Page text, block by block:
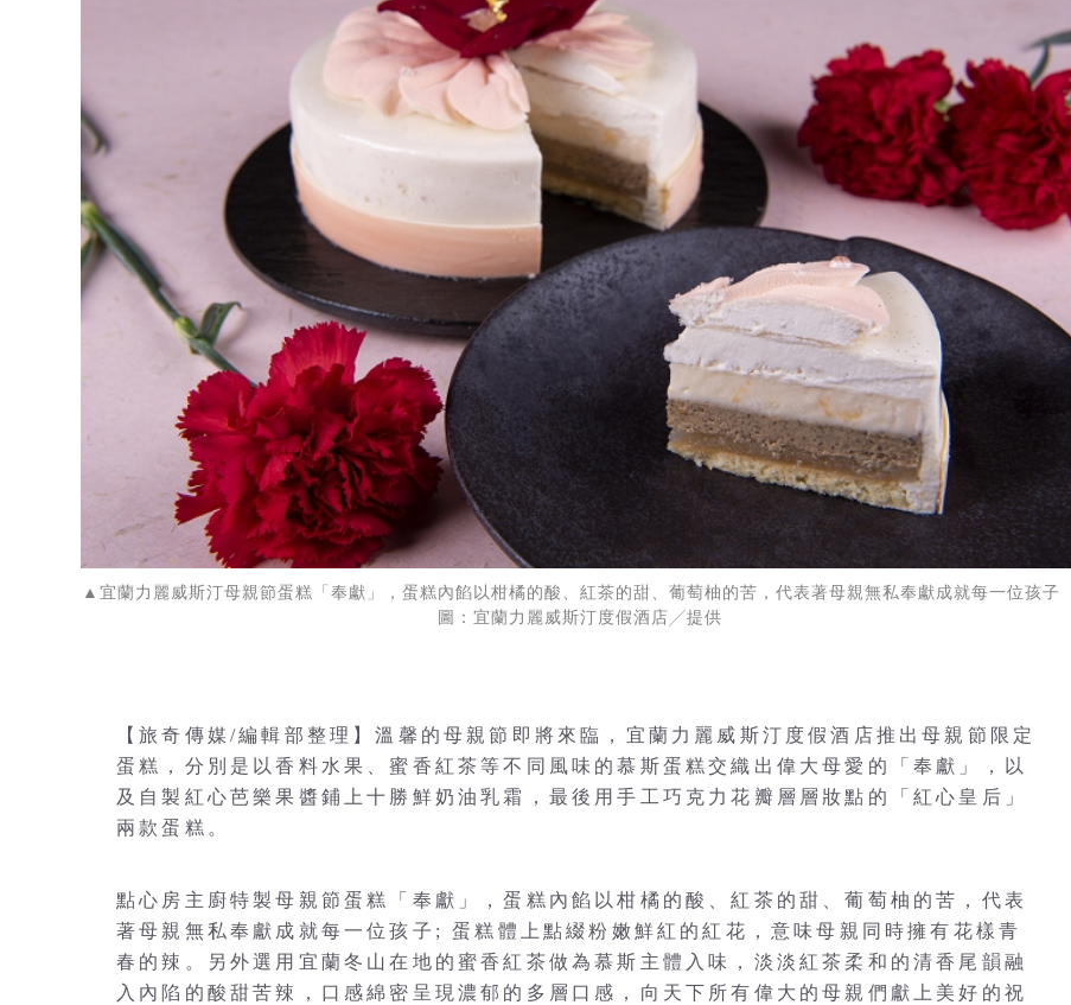
▲宜蘭力麗威斯汀母親節蛋糕「奉獻」，蛋糕內餡以柑橘的酸、紅茶的甜、葡萄柚的苦，代表著母親無私奉獻成就每一位孩子
圖：宜蘭力麗威斯汀度假酒店╱提供
【旅奇傳媒/編輯部整理】溫馨的母親節即將來臨，宜蘭力麗威斯汀度假酒店推出母親節限定
蛋糕，分別是以香料水果、蜜香紅茶等不同風味的慕斯蛋糕交織出偉大母愛的「奉獻」，以
及自製紅心芭樂果醬鋪上十勝鮮奶油乳霜，最後用手工巧克力花瓣層層妝點的「紅心皇后」
兩款蛋糕。
點心房主廚特製母親節蛋糕「奉獻」，蛋糕內餡以柑橘的酸、紅茶的甜、葡萄柚的苦，代表
著母親無私奉獻成就每一位孩子; 蛋糕體上點綴粉嫩鮮紅的紅花，意味母親同時擁有花樣青
春的辣。另外選用宜蘭冬山在地的蜜香紅茶做為慕斯主體入味，淡淡紅茶柔和的清香尾韻融
入內陷的酸甜苦辣，口感綿密呈現濃郁的多層口感，向天下所有偉大的母親們獻上美好的祝